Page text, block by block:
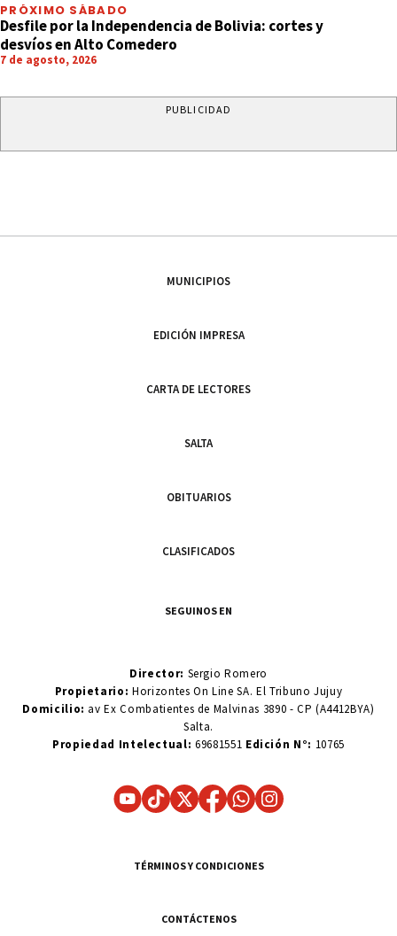
PRÓXIMO SÁBADO
Desfile por la Independencia de Bolivia: cortes y
desvíos en Alto Comedero
7 de agosto, 2026
PUBLICIDAD
MUNICIPIOS
EDICIÓN IMPRESA
CARTA DE LECTORES
SALTA
OBITUARIOS
CLASIFICADOS
SEGUINOS EN
Director: Sergio Romero
Propietario:Horizontes On Line SA. El Tribuno Jujuy
Domicilio: av Ex Combatientes de Malvinas 3890 - CP (A4412BYA)
Salta.
Propiedad Intelectual: 69681551 Edición N°: 10765
TÉRMINOS Y CONDICIONES
CONTÁCTENOS